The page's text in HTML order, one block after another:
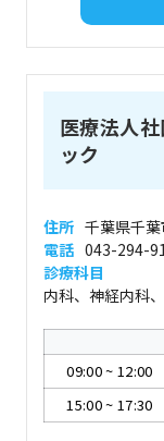
医療法人
ック
住所 千葉県千
電話 043-294-
診療科目
内科、神経内科
09:00~ 12:00
15:00~ 17:30